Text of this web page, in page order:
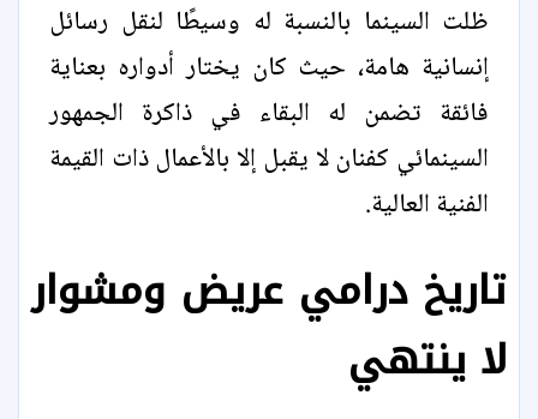
ظلت السينما بالنسبة له وسيطًا لنقل رسائل
إنسانية هامة، حيث كان يختار أدواره بعناية
فائقة تضمن له البقاء في ذاكرة الجمهور
السينمائي كفنان لا يقبل إلا بالأعمال ذات القيمة
الفنية العالية.
تاريخ درامي عريض ومشوار
لا ينتهي